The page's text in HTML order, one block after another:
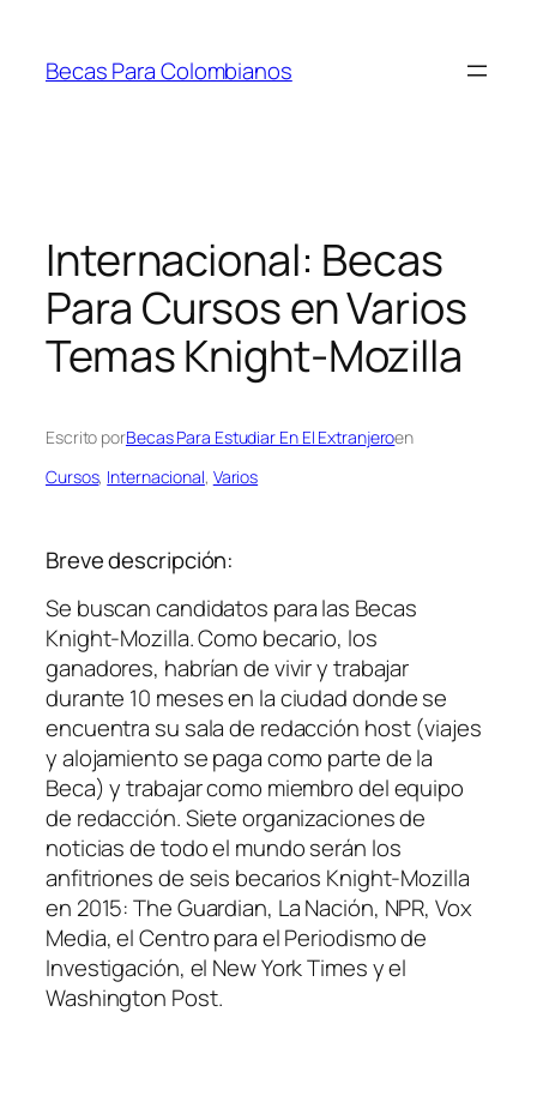
contenido
Becas Para Colombianos
Internacional: Becas
Para Cursos en Varios
Temas Knight-Mozilla
Escrito porBecas Para Estudiar En El Extranjeroen
Cursos, Internacional, Varios
Breve descripción:
Se buscan candidatos para las Becas
Knight-Mozilla. Como becario, los
ganadores, habrían de vivir y trabajar
durante 10 meses en la ciudad donde se
encuentra su sala de redacción host (viajes
y alojamiento se paga como parte de la
Beca) y trabajar como miembro del equipo
de redacción. Siete organizaciones de
noticias de todo el mundo serán los
anfitriones de seis becarios Knight-Mozilla
en 2015: The Guardian, La Nación, NPR, Vox
Media, el Centro para el Periodismo de
Investigación, el New York Times y el
Washington Post.